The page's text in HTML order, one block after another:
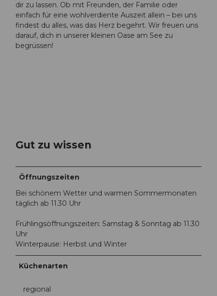
dir zu lassen. Ob mit Freunden, der Familie oder
einfach für eine wohlverdiente Auszeit allein – bei uns
findest du alles, was das Herz begehrt. Wir freuen uns
darauf, dich in unserer kleinen Oase am See zu
begrüssen!
Gut zu wissen
Öffnungszeiten
Bei schönem Wetter und warmen Sommermonaten
täglich ab 11.30 Uhr
Frühlingsöffnungszeiten: Samstag & Sonntag ab 11.30
Uhr
Winterpause: Herbst und Winter
Küchenarten
regional